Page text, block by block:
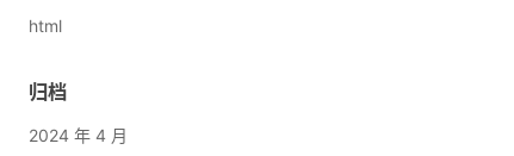
html
归档
2024 年 4 月